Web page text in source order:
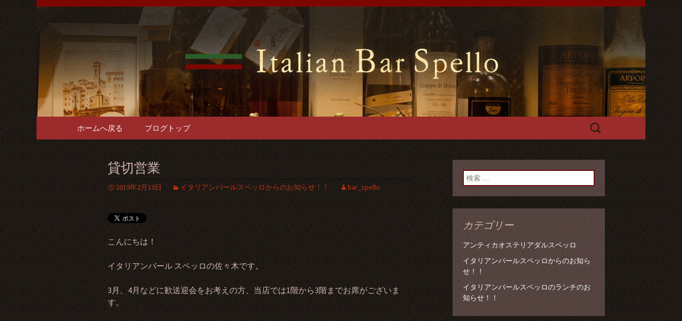
難波千日前のイタリアンバールスペッロ
で貸切パーティーを
難波千日前の「イタリアンバールスペッロ」はイタリアの郷土料理や手づくるパスタやフォカッチャ
をご用意。1階～3階席とございますので貸切パーティーでご利用可能です。
コンテンツへ移動
ホームへ戻る ブログトップ
検
貸切営業
2019年2月19日 イタリアンバールスペッロからのお知らせ！！ bar_spello
こんにちは！
イタリアンバール スペッロの佐々木です。
3月、4月などに歓送迎会をお考えの方、当店では1階から3階までお席がございま
す。
検索:
カテゴリー
アンティカオステリアダルスペッロ
イタリアンバールスペッロからのお知ら
せ！！
イタリアンバールスペッロのランチのお
知らせ！！